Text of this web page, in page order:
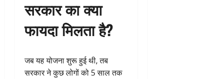
सरकार का क्या
फायदा मिलता है?
जब यह योजना शुरू हुई थी, तब
सरकार ने कुछ लोगों को 5 साल तक